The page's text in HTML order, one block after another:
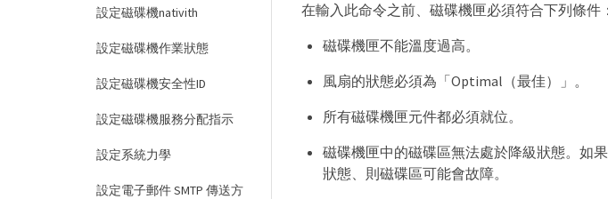
設定磁碟機nativith
設定磁碟機作業狀態
設定磁碟機安全性ID
設定磁碟機服務分配指示
設定系統力學
設定電子郵件 SMTP 傳送方
在輸入此命令之前、磁碟機匣必須符合下列條件：
磁碟機匣不能溫度過高。
風扇的狀態必須為「Optimal（最佳）」。
所有磁碟機匣元件都必須就位。
磁碟機匣中的磁碟區無法處於降級狀態。如
狀態、則磁碟區可能會故障。